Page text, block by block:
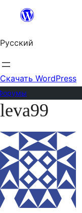
Перейти
содержимому
Русский
Скачать WordPress
Перейти
содержимому
leva99